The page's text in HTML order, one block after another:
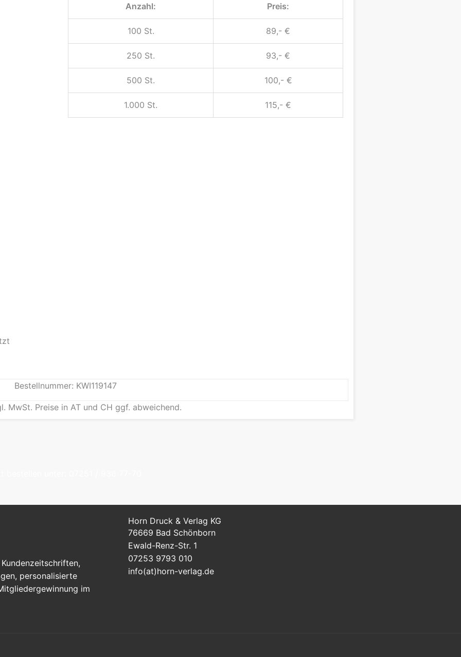
Anzahl: Preis:
100 St. 89,- €
250 St. 93,- €
500 St. 100,- €
1.000 St. 115,- €
Bestellnummer: KWI119147
MwSt. Preise in AT und CH ggf. abweichend.
personalisierte
im
Horn Druck & Verlag KG
76669 Bad Schönborn
Ewald-Renz-Str. 1
07253 9793 010
info(at)horn-verlag.de